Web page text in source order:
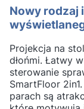
Nowy rodzaj
Projekcja na
dłońmi. Łatwy
sterowanie
SmartFloor
parach są